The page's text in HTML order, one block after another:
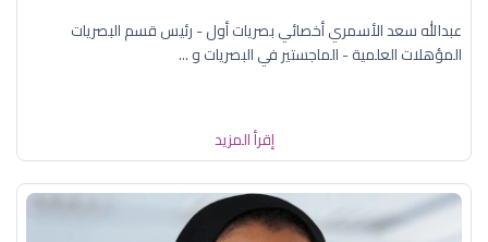
عبدالله سعد الأسمري أخصائي بصريات أول - رئيس قسم البصريات
المؤهلات العلمية - الماجستير في البصريات و ...
إقرأ المزيد